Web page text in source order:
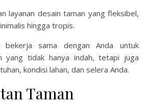
layanan desain taman yang fleksibel,
hingga tropis.
bekerja sama dengan Anda untuk
yang tidak hanya indah, tetapi juga
kondisi lahan, dan selera Anda.
Taman